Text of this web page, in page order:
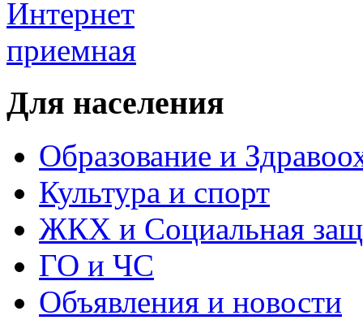
Для населения
Образование и
Культура и спорт
ЖКХ и Социальная
ГО и ЧС
Объявления и новости